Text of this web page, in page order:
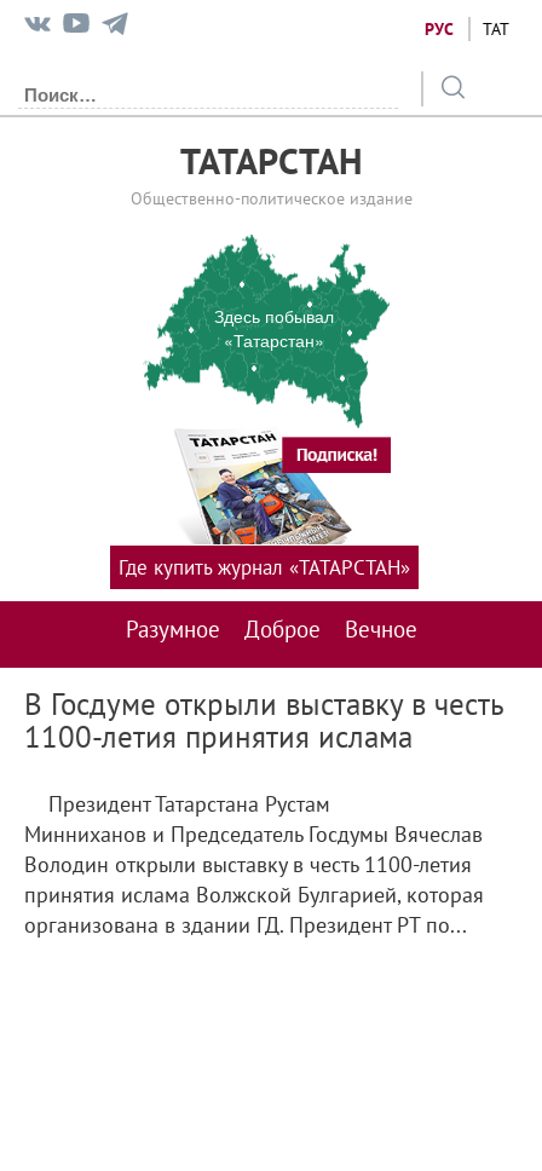
РУС ТАТ
ТАТАРСТАН
Общественно-политическое издание
Здесь побывал
«Татарстан»
Разумное Доброе Вечное
Где купить журнал «ТАТАРСТАН»
В Госдуме открыли выставку в честь
1100-летия принятия ислама
Президент Татарстана Рустам
Минниханов и Председатель Госдумы Вячеслав
Володин открыли выставку в честь 1100-летия
принятия ислама Волжской Булгарией, которая
организована в здании ГД. Президент РТ по...